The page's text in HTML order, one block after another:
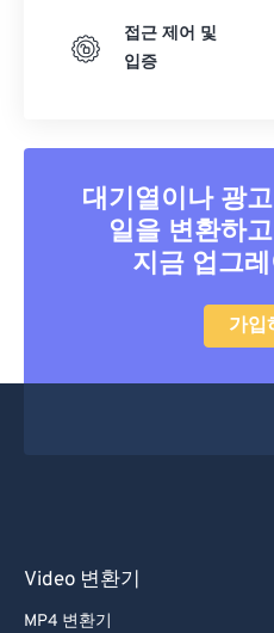
접근 제어 및
입증
대기열이나 광
일을 변환하
지금 업그
가입
Video 변환기
MP4 변환기